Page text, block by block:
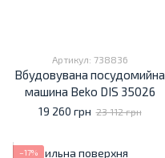
Артикул: 738836
Вбудовувана посудомийна
машина Beko DIS 35026
19 260 грн 23 112 грн
−17%